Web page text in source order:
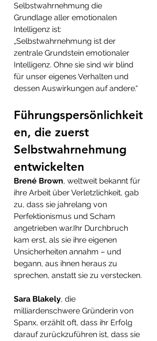
Selbstwahrnehmung die
Grundlage aller emotionalen
Intelligenz ist:
„Selbstwahrnehmung ist der
zentrale Grundstein emotionaler
Intelligenz. Ohne sie sind wir blind
für unser eigenes Verhalten und
dessen Auswirkungen auf andere.“
Führungspersönlichkeit
en, die zuerst
Selbstwahrnehmung
entwickelten
Brené Brown, weltweit bekannt für
ihre Arbeit über Verletzlichkeit, gab
zu, dass sie jahrelang von
Perfektionismus und Scham
angetrieben war.Ihr Durchbruch
kam erst, als sie ihre eigenen
Unsicherheiten annahm – und
begann, aus ihnen heraus zu
sprechen, anstatt sie zu verstecken.
Sara Blakely, die
milliardenschwere Gründerin von
Spanx, erzählt oft, dass ihr Erfolg
darauf zurückzuführen ist, dass sie